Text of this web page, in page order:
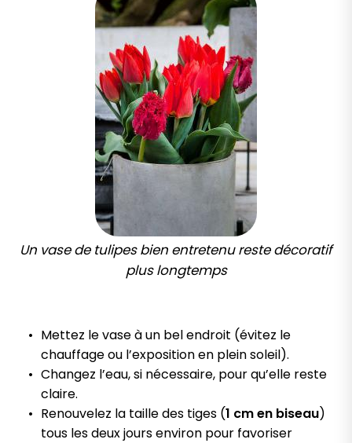
Un vase de tulipes bien entretenu reste décoratif
plus longtemps
Mettez le vase à un bel endroit (évitez le
chauffage ou l’exposition en plein soleil).
Changez l’eau, si nécessaire, pour qu’elle reste
claire.
Renouvelez la taille des tiges (1 cm en biseau)
tous les deux jours environ pour favoriser